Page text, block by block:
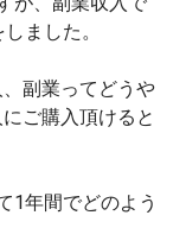
ました。
副業ってどうや
ご購入頂けると
1年間でどのよう